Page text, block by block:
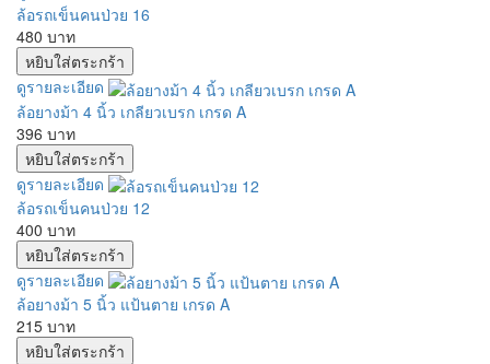
ล้อรถเข็นคนป่วย 16
480 บาท
ดูรายละเอียด
ล้อยางม้า 4 นิ้ว เกลียวเบรก เกรด A
396 บาท
ดูรายละเอียด
ล้อรถเข็นคนป่วย 12
400 บาท
ดูรายละเอียด
ล้อยางม้า 5 นิ้ว แป้นตาย เกรด A
215 บาท